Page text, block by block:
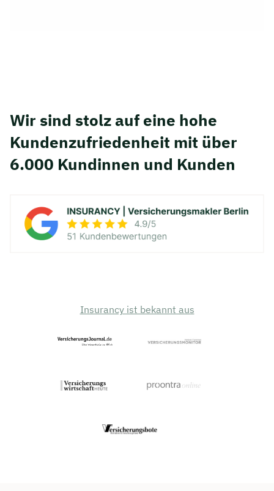
Wir sind stolz auf eine hohe
Kunden­zufriedenheit mit über
6.000 Kundinnen und Kunden
Insurancy ist bekannt aus